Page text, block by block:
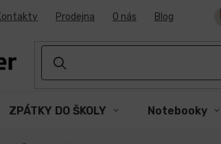
Prodejna O nás Blog
ZPÁTKY DO ŠKOLY Notebooky